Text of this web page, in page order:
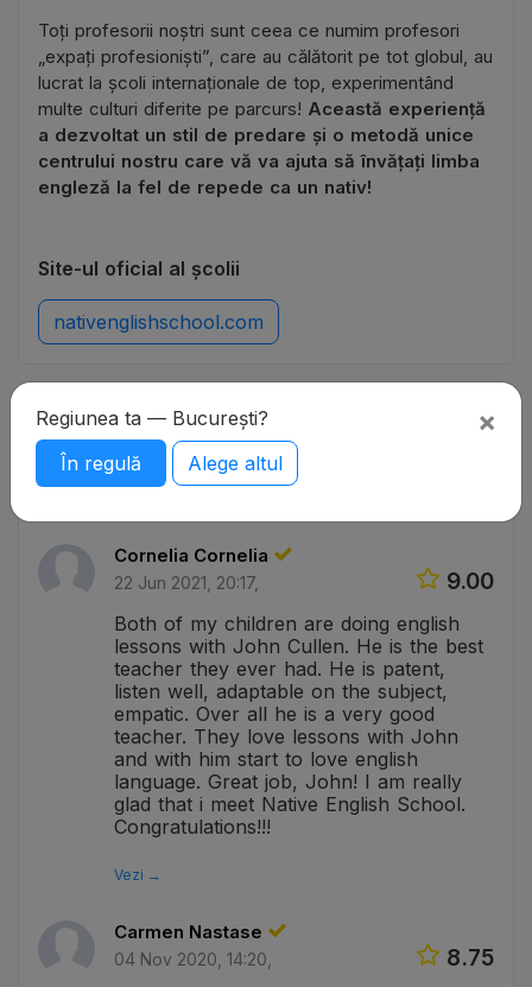
Toți profesorii noștri sunt ceea ce numim profesori
„expați profesioniști”, care au călătorit pe tot globul, au
lucrat la școli internaționale de top, experimentând
multe culturi diferite pe parcurs! Această experiență
a dezvoltat un stil de predare și o metodă unice
centrului nostru care vă va ajuta să învățați limba
engleză la fel de repede ca un nativ!
Site-ul oficial al școlii
nativenglishschool.com
Recenzii4 Adăugați o recenzie
Cornelia Cornelia
9.00
22 Jun 2021, 20:17,
Both of my children are doing english
lessons with John Cullen. He is the best
teacher they ever had. He is patent,
listen well, adaptable on the subject,
empatic. Over all he is a very good
teacher. They love lessons with John
and with him start to love english
language. Great job, John! I am really
glad that i meet Native English School.
Congratulations!!!
Vezi →
Carmen Nastase
8.75
04 Nov 2020, 14:20,
×
Regiunea ta — București?
În regulă
Alege altul